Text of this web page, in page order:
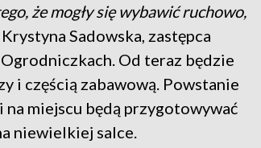
że mogły się wybawić ruchowo,
Sadowska, zastępca
Od teraz będzie
i częścią zabawową. Powstanie
na miejscu będą przygotowywać
niewielkiej salce.